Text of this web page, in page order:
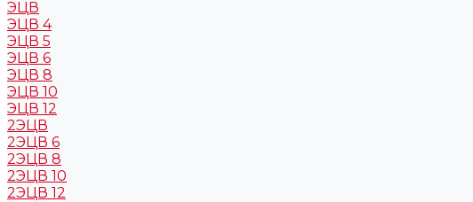
ЭЦВ
ЭЦВ 4
ЭЦВ 5
ЭЦВ 6
ЭЦВ 8
ЭЦВ 10
ЭЦВ 12
2ЭЦВ
2ЭЦВ 6
2ЭЦВ 8
2ЭЦВ 10
2ЭЦВ 12